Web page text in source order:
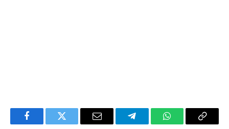
FacebookTwitter Email TelegramWhatsAppCopy